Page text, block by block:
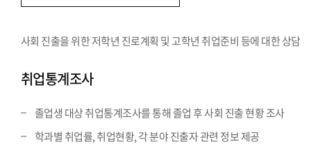
사회 진출을 위한 저학년 진로계획 및 고학년 취업준비 등에 대한 상담
취업통계조사
졸업생 대상 취업통계조사를 통해 졸업 후 사회 진출 현황 조사
학과별 취업률, 취업현황, 각 분야 진출자 관련 정보 제공